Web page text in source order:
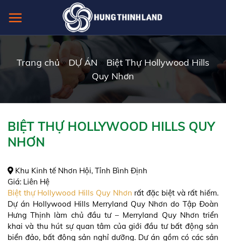
Trang chủ» DỰ ÁN » Biệt Thự Hollywood Hills
Quy Nhơn
BIỆT THỰ HOLLYWOOD HILLS QUY
NHƠN
Khu Kinh tế Nhơn Hội, Tỉnh Bình Định
Giá: Liên Hệ
Biệt thự Hollywood Hills Quy Nhơn rất đặc biệt và rất hiếm.
Dự án Hollywood Hills Merryland Quy Nhơn do Tập Đoàn
Hưng Thịnh làm chủ đầu tư – Merryland Quy Nhơn triển
khai và thu hút sự quan tâm của giới đầu tư bất động sản
biển đảo, bất động sản nghỉ dưỡng. Dự án gồm có các sản